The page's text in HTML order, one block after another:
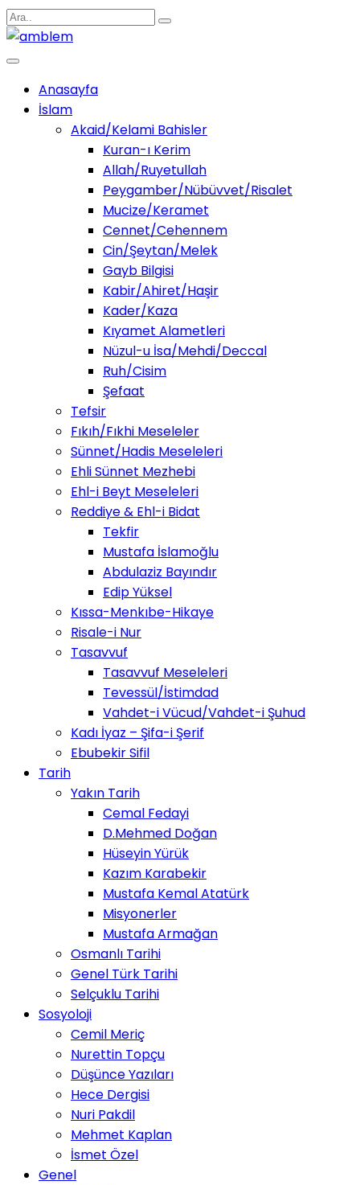
Anasayfa
İslam
Akaid/Kelami Bahisler
Kuran-ı Kerim
Allah/Ruyetullah
Peygamber/Nübüvvet/Risalet
Mucize/Keramet
Cennet/Cehennem
Cin/Şeytan/Melek
Gayb Bilgisi
Kabir/Ahiret/Haşir
Kader/Kaza
Kıyamet Alametleri
Nüzul-u İsa/Mehdi/Deccal
Ruh/Cisim
Şefaat
Tefsir
Fıkıh/Fıkhi Meseleler
Sünnet/Hadis Meseleleri
Ehli Sünnet Mezhebi
Ehl-i Beyt Meseleleri
Reddiye & Ehl-i Bidat
Tekfir
Mustafa İslamoğlu
Abdulaziz Bayındır
Edip Yüksel
Kıssa-Menkıbe-Hikaye
Risale-i Nur
Tasavvuf
Tasavvuf Meseleleri
Tevessül/İstimdad
Vahdet-i Vücud/Vahdet-i Şuhud
Kadı İyaz – Şifa-i Şerif
Ebubekir Sifil
Tarih
Yakın Tarih
Cemal Fedayi
D.Mehmed Doğan
Hüseyin Yürük
Kazım Karabekir
Mustafa Kemal Atatürk
Misyonerler
Mustafa Armağan
Osmanlı Tarihi
Genel Türk Tarihi
Selçuklu Tarihi
Sosyoloji
Cemil Meriç
Nurettin Topçu
Düşünce Yazıları
Hece Dergisi
Nuri Pakdil
Mehmet Kaplan
İsmet Özel
Genel